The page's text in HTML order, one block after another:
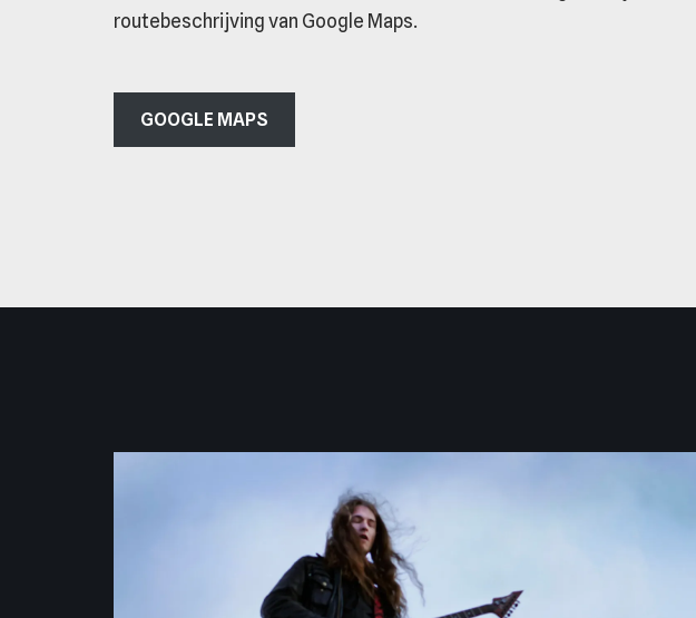
routebeschrijving van Google Maps.
GOOGLE MAPS